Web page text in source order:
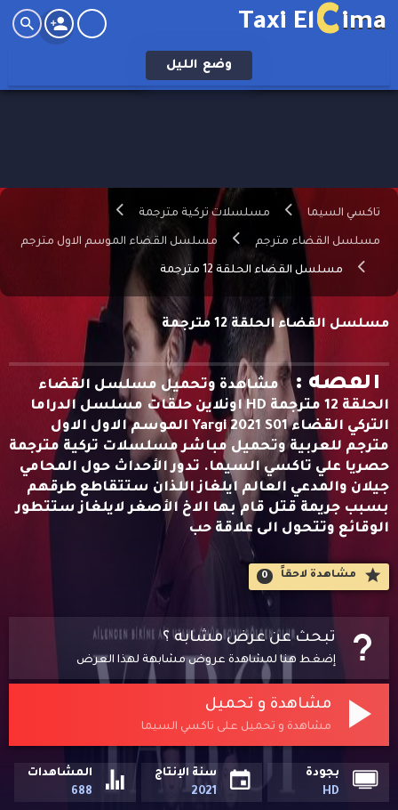
Taxi ElCima
وضع الليل
تاكسي السيما مسلسلات تركية مترجمة
مسلسل القضاء مترجم مسلسل القضاء الموسم الاول مترجم
مسلسل القضاء الحلقة 12 مترجمة
مسلسل القضاء الحلقة 12 مترجمة
القصه : مشاهدة وتحميل مسلسل القضاء
الحلقة 12 مترجمة HD اونلاين حلقات مسلسل الدراما
التركي القضاء Yargi 2021 S01 الموسم الاول الاول
مترجم للعربية وتحميل مباشر مسلسلات تركية مترجمة
حصريا علي تاكسي السيما. تدور الأحداث حول المحامي
جيلان والمدعي العالم ايلغاز اللذان ستتقاطع طرقهم
بسبب جريمة قتل قام بها الاخ الأصغر لايلغاز ستتطور
الوقائع وتتحول الى علاقة حب
مشاهدة لاحقاََ 0
تبحث عن عرض مشابه ؟
إضغط هنا لمشاهدة عروض مشابهة لهذا العرض
مشاهدة و تحميل
مشاهدة و تحميل على تاكسي السيما
بجودة
HD
سنة الإنتاج
2021
المشاهدات
688